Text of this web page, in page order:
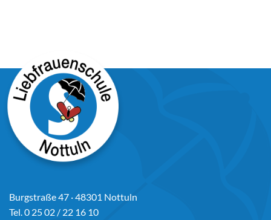
Burgstraße 47 · 48301 Nottuln
Tel. 0 25 02 / 22 16 10